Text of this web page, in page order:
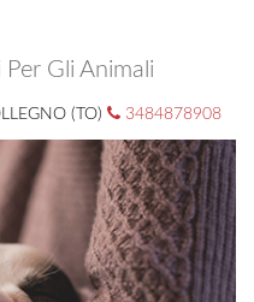
Per Gli Animali
(TO) 3484878908